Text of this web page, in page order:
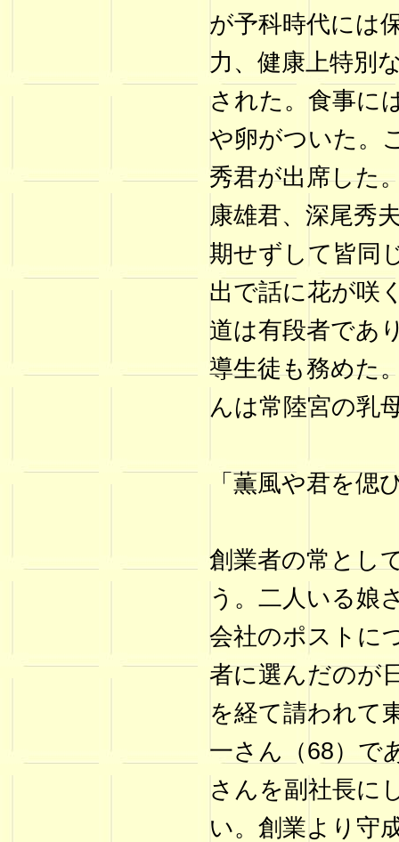
が予科時代には
力、健康上特別
された。食事に
や卵がついた。
秀君が出席した
康雄君、深尾秀
期せずして皆同
出で話に花が咲
道は有段者であ
導生徒も務めた
んは常陸宮の乳
「薫風や君を偲
創業者の常とし
う。二人いる娘
会社のポストに
者に選んだのが
を経て請われて
一さん（68）で
さんを副社長に
い。創業より守